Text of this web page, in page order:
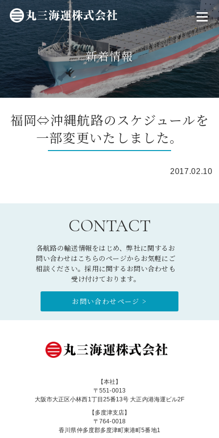
新着情報
福岡⇔沖縄航路のスケジュールを
一部変更いたしました。
2017.02.10
CONTACT
各航路の輸送情報をはじめ、弊社に関するお
問い合わせはこちらのページからお気軽にご
相談ください。採用に関するお問い合わせも
受け付けております。
お問い合わせページ >
【本社】
〒551-0013
大阪市大正区小林西1丁目25番13号 大正内港海運ビル2F
【多度津支店】
〒764-0018
香川県仲多度郡多度津町東港町5番地1